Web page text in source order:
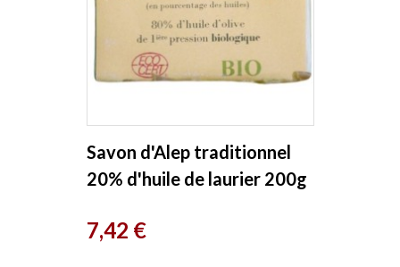
Savon d'Alep traditionnel
20% d'huile de laurier 200g
Prix
7,42 €